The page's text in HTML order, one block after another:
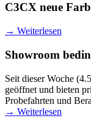
C3CX neue
→ Weiterlesen
Showroom
Seit dieser Woche
geöffnet und bieten
Probefahrten und
→ Weiterlesen